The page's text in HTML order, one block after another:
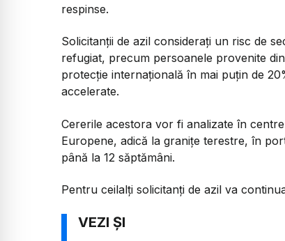
respinse.
Solicitanții de azil considerați un risc de
refugiat, precum persoanele provenite
protecție internațională în mai puțin de
accelerate.
Cererile acestora vor fi analizate în
Europene, adică la granițe terestre, în
până la 12 săptămâni.
Pentru ceilalți solicitanți de azil va